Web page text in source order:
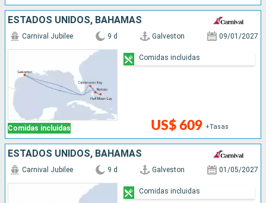
ESTADOS UNIDOS, BAHAMAS
Comidas incluidas
Carnival Jubilee 9 d Galveston 09/01/2027
US$ 609 +Tasas
Comidas incluidas
ESTADOS UNIDOS, BAHAMAS
Carnival Jubilee 9 d Galveston 01/05/2027
Comidas incluidas